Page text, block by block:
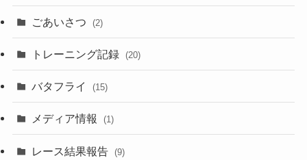
ごあいさつ (2)
トレーニング記録 (20)
バタフライ (15)
メディア情報 (1)
レース結果報告 (9)